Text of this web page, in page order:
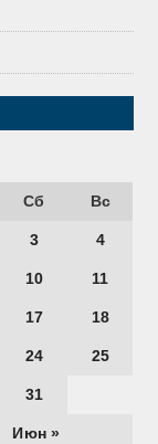
Сб Вс
Июн »
3 4
10 11
17 18
24 25
31